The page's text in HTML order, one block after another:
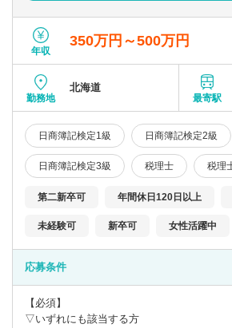
年収
350万円～500万円
勤務地
北海道
最寄駅
日商簿記検定1級 日商簿記検定2級
日商簿記検定3級 税理士 税理
第二新卒可 年間休日120日以上
未経験可 新卒可 女性活躍中
応募条件
【必須】
▽いずれにも該当する方